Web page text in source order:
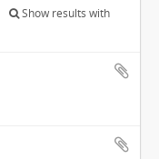
Show results with